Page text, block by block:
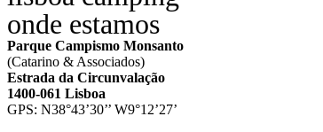
onde estamos
Parque Campismo Monsanto
(Catarino & Associados)
Estrada da Circunvalação
1400-061 Lisboa
GPS: N38°43’30’’ W9°12’27’